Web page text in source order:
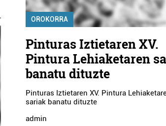
OROKORRA
Pinturas Iztietaren XV.
Pintura Lehiaketaren
banatu dituzte
Pinturas Iztietaren XV. Pintura
sariak banatu dituzte
admin